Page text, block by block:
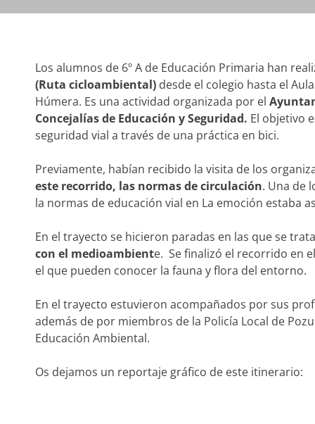
Los alumnos de 6º A de Educación Primaria han
(Ruta cicloambiental) desde el colegio hasta el
Húmera. Es una actividad organizada por el
Concejalías de Educación y Seguridad. El objetivo
seguridad vial a través de una práctica en bici.
Previamente, habían recibido la visita de los
este recorrido, las normas de circulación. Una de
la normas de educación vial en La emoción estaba
En el trayecto se hicieron paradas en las que se
con el medioambiente. Se finalizó el recorrido en
el que pueden conocer la fauna y flora del entorno.
En el trayecto estuvieron acompañados por sus
además de por miembros de la Policía Local de
Educación Ambiental.
Os dejamos un reportaje gráfico de este itinerario: